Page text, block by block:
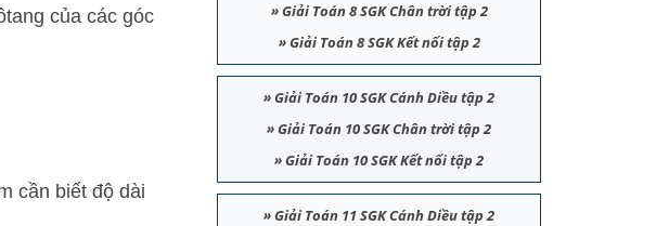
của các góc
cần biết độ dài
»Giải Toán 8 SGK Chân trời tập 2
»Giải Toán 8 SGK Kết nối tập 2
»Giải Toán 10 SGK Cánh Diều tập 2
»Giải Toán 10 SGK Chân trời tập 2
»Giải Toán 10 SGK Kết nối tập 2
»Giải Toán 11 SGK Cánh Diều tập 2